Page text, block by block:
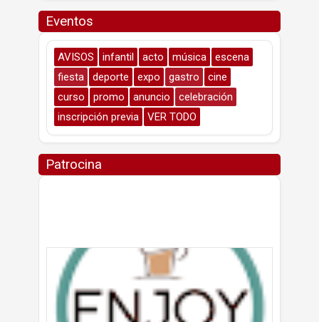
Eventos
AVISOS infantil acto música
escena
fiesta
deporte expo gastro
cine
curso
promo anuncio
celebración
inscripción previa
VER TODO
Patrocina